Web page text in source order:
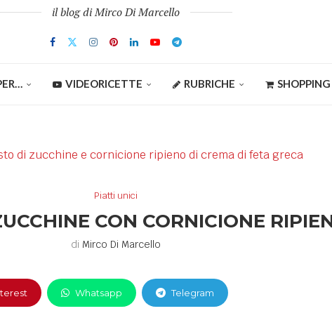
il blog di Mirco Di Marcello
VIDEORICETTE RUBRICHE SHOPPING
Piatti unici
CON CORNICIONE
di Mirco Di Marcello
Whatsapp Telegram